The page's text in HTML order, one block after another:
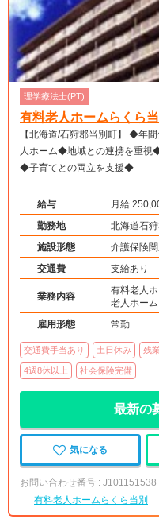
理学療法士(PT)
有料老人ホームらくら
【北海道/石狩郡当別町】 ◆年間休日たっぷり120日以上◆介護付有料老
人ホーム◆地域との連携を重
◆子育てとの両立を支援◆
給与
勤務地
北海道石
施設形態
介護保険
交通費
支給あり
業務内容
有料老人
老人ホー
雇用形態
常勤
交通費手当あり 土日休み 残
4週8休以上 社会保険完備
最新の
気になる
お問い合わせ番号 : J101151538
有料老人ホームらくら当別